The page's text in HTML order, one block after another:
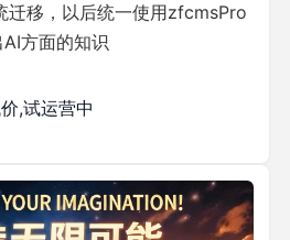
迁移，以后统一使用zfcmsPro
方面的知识
,试运营中